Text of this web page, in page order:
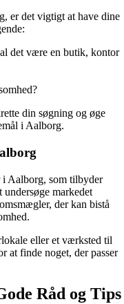
er det vigtigt at have dine
det være en butik, kontor
din søgning og øge
i Aalborg.
i Aalborg, som tilbyder
markedet
der kan bistå
eller et værksted til
at finde noget, der passer
Råd og Tips